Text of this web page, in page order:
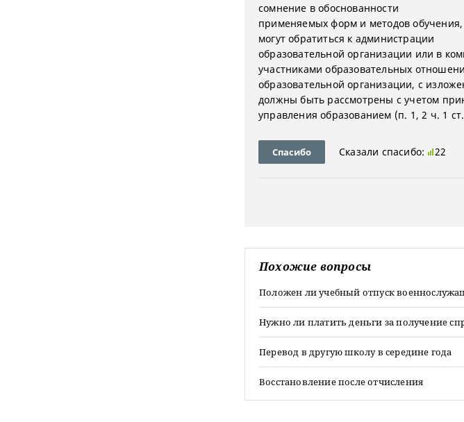
сомнение в обоснованности
применяемых форм и методов обучения,
могут обратиться к администрации
образовательной организации или в
участниками образовательных
образовательной организации, с
должны быть рассмотрены с учетом
управления образованием (п. 1, 2 ч. 1
Спасибо Сказали спасибо: 22
Похожие вопросы
Положен ли учебный отпуск
Нужно ли платить деньги за получение
Перевод в другую школу в середине года
Восстановление после отчисления